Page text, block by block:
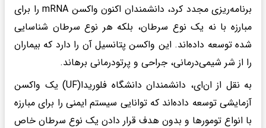
برنامه‌ریزی مجدد کرد، دانشمندان اکنون واکسن mRNA را برای
مبارزه با نه یک نوع سرطان، بلکه هر نوع سرطان شناسایی
شده توسعه داده‌اند. این واکسن پتانسیل آن را دارد که بیماران
را از شر شیمی‌درمانی، جراحی و پرتودرمانی برهاند.
به نقل از ان‌ای، دانشمندان دانشگاه فلوریدا(UF) یک واکسن
آزمایشی توسعه داده‌اند که توانایی سیستم ایمنی را برای مبارزه
با انواع تومورها و بدون هدف قرار دادن یک نوع سرطان خاص